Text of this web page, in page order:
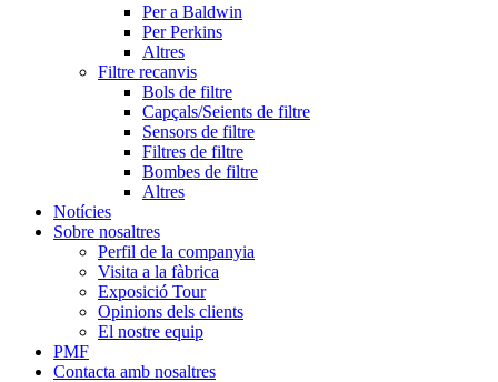
Per a Baldwin
Per Perkins
Altres
Filtre recanvis
Bols de filtre
Capçals/Seients de filtre
Sensors de filtre
Filtres de filtre
Bombes de filtre
Altres
Notícies
Sobre nosaltres
Perfil de la companyia
Visita a la fàbrica
Exposició Tour
Opinions dels clients
El nostre equip
PMF
Contacta amb nosaltres